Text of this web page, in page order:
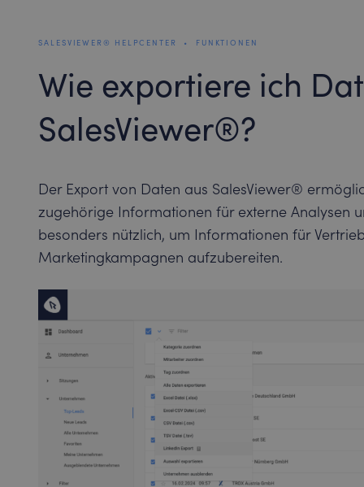
SALESVIEWER® HELPCENTER • FUNKTIONEN
Wie exportiere ich
SalesViewer®?
Der Export von Daten aus SalesViewer®
zugehörige Informationen für externe Analysen
besonders nützlich, um Informationen für
Marketingkampagnen aufzubereiten.